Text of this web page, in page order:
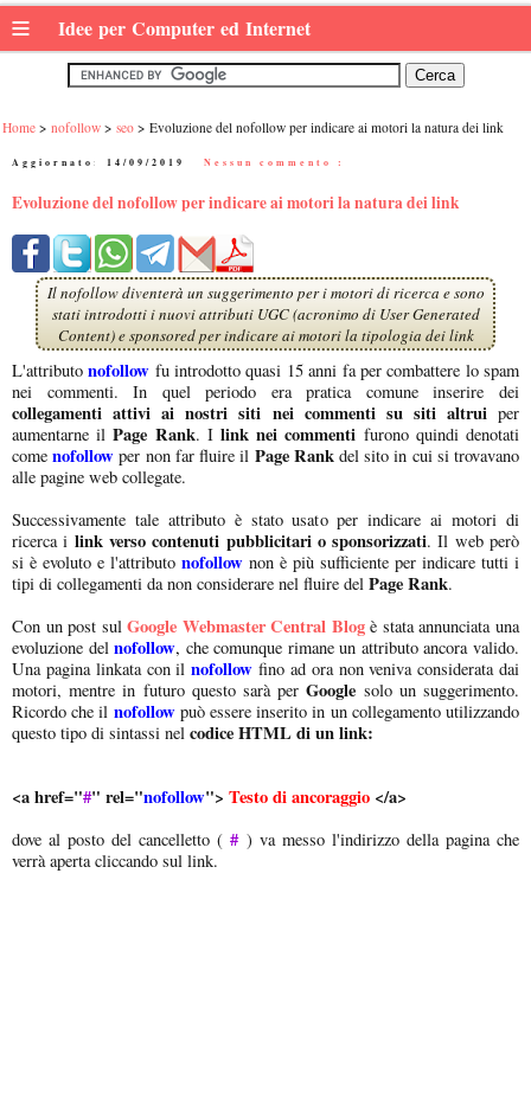
≡ Idee per Computer ed Internet
Home nofollow seo Evoluzione del nofollow per indicare ai motori la natura dei link
Aggiornato: 14/09/2019 Nessun commento :
Evoluzione del nofollow per indicare ai motori la natura dei link
Il nofollow diventerà un suggerimento per i motori di ricerca e sono
stati introdotti i nuovi attributi UGC (acronimo di User Generated
Content) e sponsored per indicare ai motori la tipologia dei link
L'attributonofollow fu introdotto quasi 15 anni fa per combattere lo spam
nei commenti. In quel periodo era pratica comune inserire dei
collegamenti attivi ai nostri siti nei commenti su siti altruiper
aumentarne ilPage Rank. Ilink nei commenti furono quindi denotati
comenofollow per non far fluire il Page Rankdel sito in cui si trovavano
alle pagine web collegate.
Successivamente tale attributo è stato usato per indicare ai motori di
ricerca i link verso contenuti pubblicitari o sponsorizzati. Il web però
si è evoluto e l'attributo nofollow non è più sufficiente per indicare tutti i
tipi di collegamenti da non considerare nel fluire del Page Rank.
Con un post sulGoogle Webmaster Central Blogè stata annunciata una
evoluzione delnofollow, che comunque rimane un attributo ancora valido.
Una pagina linkata con il nofollow fino ad ora non veniva considerata dai
motori, mentre in futuro questo sarà perGoogle solo un suggerimento.
Ricordo che il nofollowpuò essere inserito in un collegamento utilizzando
questo tipo di sintassi nel codice HTML di un link:
<a href="#" rel="nofollow"> Testo di ancoraggio </a>
dove al posto del cancelletto (#) va messo l'indirizzo della pagina che
verrà aperta cliccando sul link.